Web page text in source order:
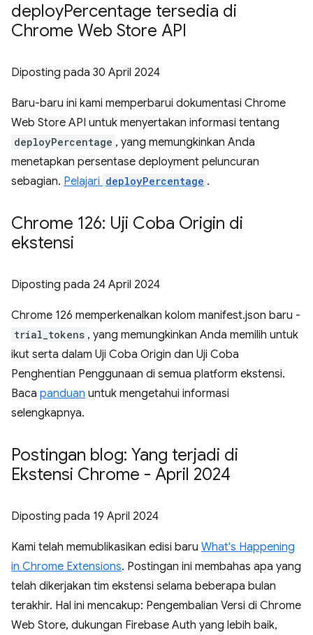
deployPercentage tersedia di
Chrome Web Store API
Diposting pada 30 April 2024
Baru-baru ini kami memperbarui dokumentasi Chrome
Web Store API untuk menyertakan informasi tentang
deployPercentage , yang memungkinkan Anda
menetapkan persentase deployment peluncuran
sebagian. Pelajari deployPercentage .
Chrome 126: Uji Coba Origin di
ekstensi
Diposting pada 24 April 2024
Chrome 126 memperkenalkan kolom manifest.json baru -
trial_tokens , yang memungkinkan Anda memilih untuk
ikut serta dalam Uji Coba Origin dan Uji Coba
Penghentian Penggunaan di semua platform ekstensi.
Baca panduan untuk mengetahui informasi
selengkapnya.
Postingan blog: Yang terjadi di
Ekstensi Chrome - April 2024
Diposting pada 19 April 2024
Kami telah memublikasikan edisi baru What's Happening
in Chrome Extensions. Postingan ini membahas apa yang
telah dikerjakan tim ekstensi selama beberapa bulan
terakhir. Hal ini mencakup: Pengembalian Versi di Chrome
Web Store, dukungan Firebase Auth yang lebih baik,